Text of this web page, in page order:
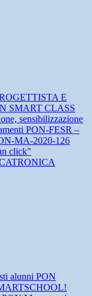
E
SMART CLASS
sensibilizzazione
PON-FESR –
MA-2020-126
click"
alunni PON